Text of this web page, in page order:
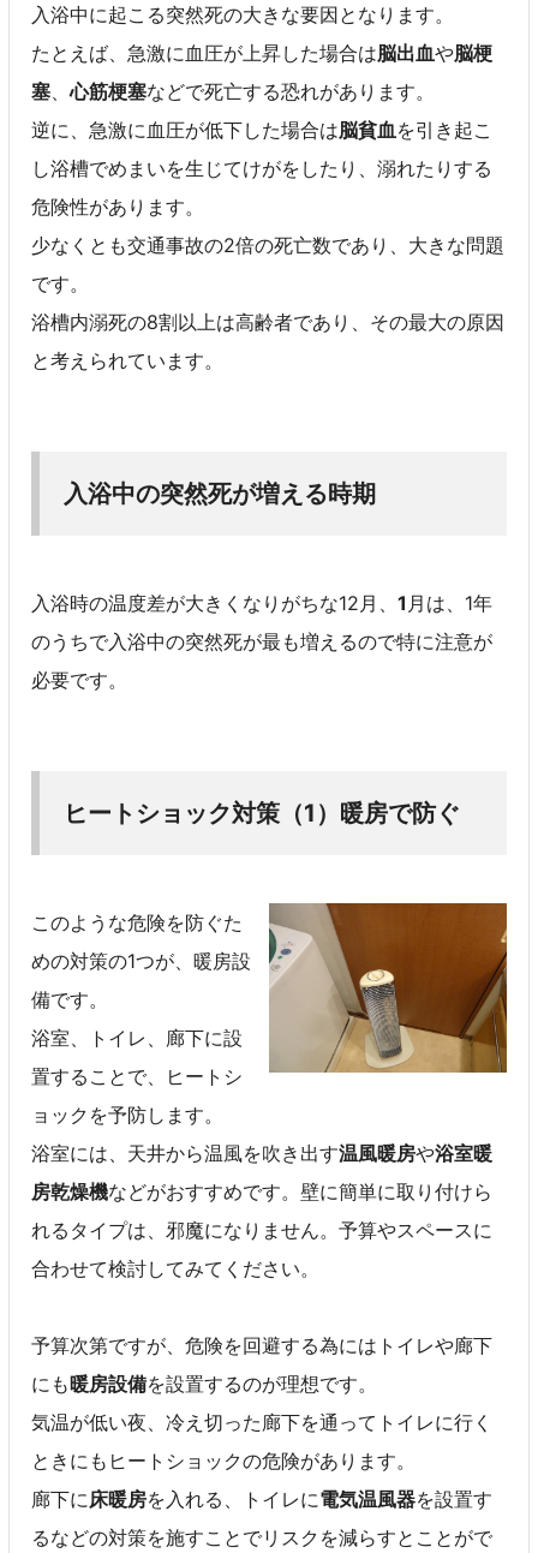
入浴中に起こる突然死の大きな要因となります。
たとえば、急激に血圧が上昇した場合は脳出血や脳梗
塞 、心筋梗塞などで死亡する恐れがあります。
逆に、急激に血圧が低下した場合は脳貧血 を引き起こ
し浴槽でめまいを生じてけがをしたり、溺れたりする
危険性があります。
少なくとも交通事故の2倍の死亡数であり、大きな問題
です。
浴槽内溺死の8割以上は高齢者であり、その最大の原因
と考えられています。
入浴中の突然死が増える時期
入浴時の温度差が大きくなりがちな12月、1 月は、1年
のうちで入浴中の突然死が最も増えるので特に注意が
必要です。
ヒートショック対策（1）暖房で防ぐ
このような危険を防ぐた
めの対策の1つが、暖房設
備です。
浴室、トイレ、廊下に設
置することで、ヒートシ
ョックを予防します。
浴室には、天井から温風を吹き出す温風暖房や浴室暖
房乾燥機などがおすすめです。壁に簡単に取り付けら
れるタイプは、邪魔になりません。予算やスペースに
合わせて検討してみてください。
予算次第ですが、危険を回避する為にはトイレや廊下
にも暖房設備を設置するのが理想です。
気温が低い夜、冷え切った廊下を通ってトイレに行く
ときにもヒートショックの危険があります。
廊下に 床暖房を入れる、トイレに電気温風器を設置す
るなどの対策を施すことでリスクを減らすとことがで